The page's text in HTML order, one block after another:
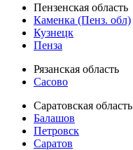
Пензенская область
Каменка (Пенз. обл)
Кузнецк
Пенза
Рязанская область
Сасово
Саратовская область
Балашов
Петровск
Саратов